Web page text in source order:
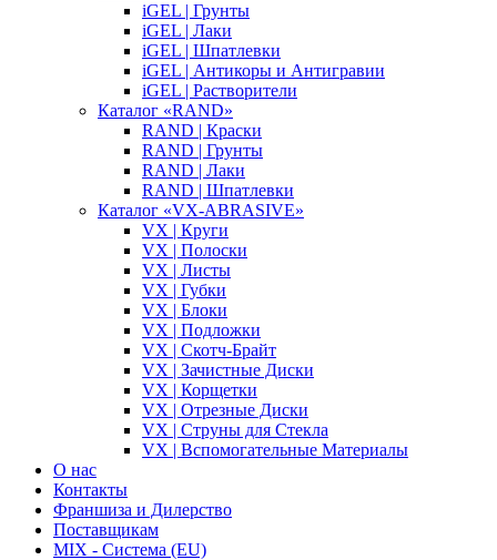
iGEL | Грунты
iGEL | Лаки
iGEL | Шпатлевки
iGEL | Антикоры и Антигравии
iGEL | Растворители
Каталог «RAND»
RAND | Краски
RAND | Грунты
RAND | Лаки
RAND | Шпатлевки
Каталог «VX-ABRASIVE»
VX | Круги
VX | Полоски
VX | Листы
VX | Губки
VX | Блоки
VX | Подложки
VX | Скотч-Брайт
VX | Зачистные Диски
VX | Корщетки
VX | Отрезные Диски
VX | Струны для Стекла
VX | Вспомогательные Материалы
О нас
Контакты
Франшиза и Дилерство
Поставщикам
MIX - Система (EU)